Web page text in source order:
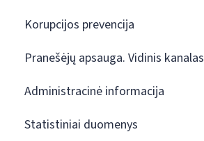
Korupcijos prevencija
Pranešėjų apsauga. Vidinis kanalas
Administracinė informacija
Statistiniai duomenys